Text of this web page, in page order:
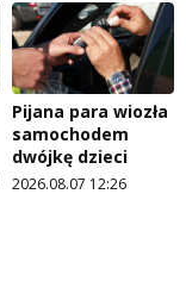
Pijana para wiozła
samochodem
dwójkę dzieci
2026.08.07 12:26